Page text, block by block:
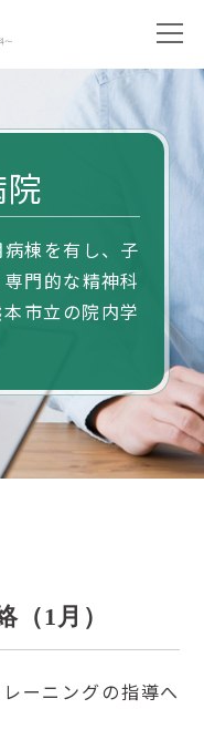
棟を有し、子
門的な精神科
市立の院内学
（1月）
ーニングの指導へ